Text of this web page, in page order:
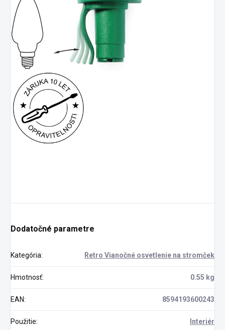
Dodatočné parametre
Kategória: Retro Vianočné osvetlenie na stromček
Hmotnosť: 0.55 kg
EAN: 8594193600243
Použitie: Interiér